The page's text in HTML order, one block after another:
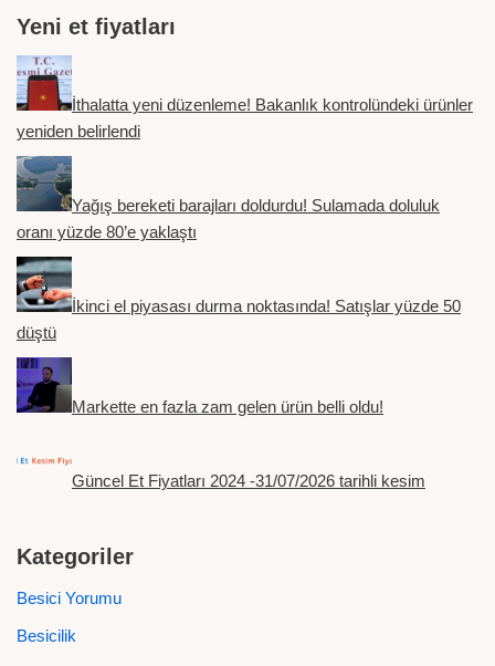
Yeni et fiyatları
İthalatta yeni düzenleme! Bakanlık kontrolündeki ürünler
yeniden belirlendi
Yağış bereketi barajları doldurdu! Sulamada doluluk
oranı yüzde 80’e yaklaştı
İkinci el piyasası durma noktasında! Satışlar yüzde 50
düştü
Markette en fazla zam gelen ürün belli oldu!
Güncel Et Fiyatları 2024 -31/07/2026 tarihli kesim
Kategoriler
Besici Yorumu
Besicilik